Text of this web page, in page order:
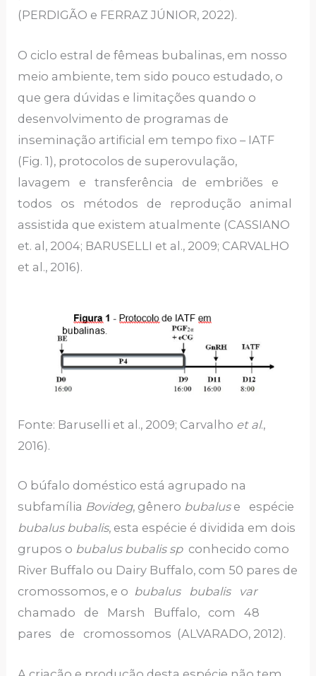
(PERDIGÃO e FERRAZ JÚNIOR, 2022).
O ciclo estral de fêmeas bubalinas, em nosso
meio ambiente, tem sido pouco estudado, o
que gera dúvidas e limitações quando o
desenvolvimento de programas de
inseminação artificial em tempo fixo – IATF
(Fig. 1), protocolos de superovulação,
lavagem e transferência de embriões e
todos os métodos de reprodução animal
assistida que existem atualmente (CASSIANO
et. al, 2004; BARUSELLI et al., 2009; CARVALHO
et al., 2016).
Fonte: Baruselli et al., 2009; Carvalho et al.,
2016).
O búfalo doméstico está agrupado na
subfamília Bovideg, gênero bubaluse espécie
bubalus bubalis, esta espécie é dividida em dois
grupos o bubalus bubalis spconhecido como
River Buffalo ou Dairy Buffalo, com 50 pares de
cromossomos, e o bubalus bubalis var
chamado de Marsh Buffalo, com 48
pares de cromossomos (ALVARADO, 2012).